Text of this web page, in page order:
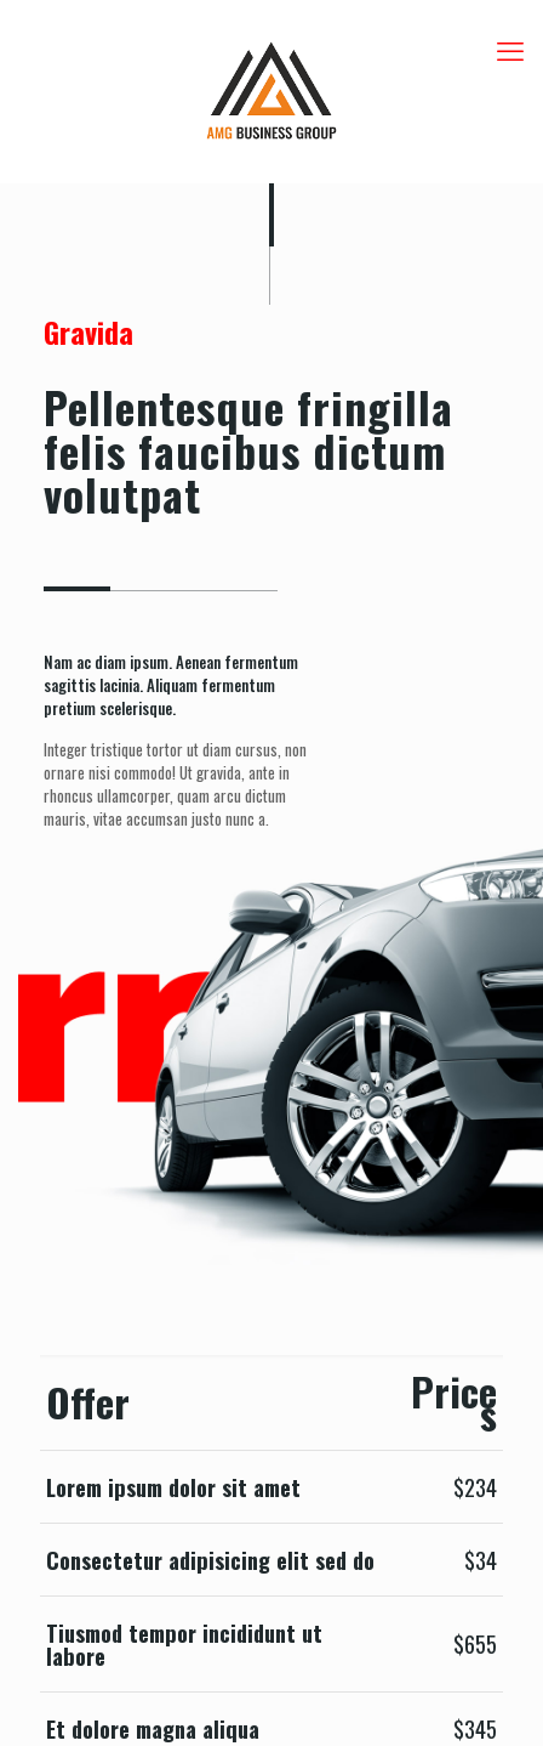
Gravida
Pellentesque fringilla
felis faucibus dictum
volutpat
Nam ac diam ipsum. Aenean fermentum
sagittis lacinia. Aliquam fermentum
pretium scelerisque.
Integer tristique tortor ut diam cursus, non
ornare nisi commodo! Ut gravida, ante in
rhoncus ullamcorper, quam arcu dictum
mauris, vitae accumsan justo nunc a.
Offer Price
s
Lorem ipsum dolor sit amet $234
Consectetur adipisicing elit sed do $34
Tiusmod tempor incididunt ut
labore $655
Et dolore magna aliqua $345